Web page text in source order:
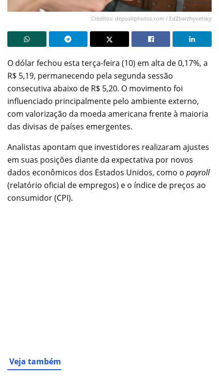
Créditos: depositphotos.com / EdZbarzhyvetsky
O dólar fechou esta terça-feira (10) em alta de 0,17%, a
R$ 5,19, permanecendo pela segunda sessão
consecutiva abaixo de R$ 5,20. O movimento foi
influenciado principalmente pelo ambiente externo,
com valorização da moeda americana frente à maioria
das divisas de países emergentes.
Analistas apontam que investidores realizaram ajustes
em suas posições diante da expectativa por novos
dados econômicos dos Estados Unidos, como o payroll
(relatório oficial de empregos) e o índice de preços ao
consumidor (CPI).
Veja também